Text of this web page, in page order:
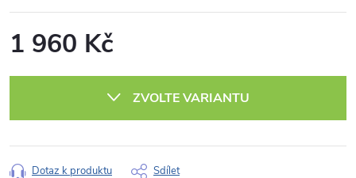
1 960 Kč
ZVOLTE VARIANTU
Dotaz k produktu Sdílet